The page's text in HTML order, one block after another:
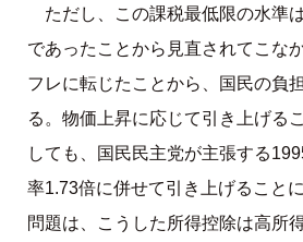
ただし、この課税最低限の水準
であったことから見直されてこな
フレに転じたことから、国民の負
る。物価上昇に応じて引き上げる
しても、国民民主党が主張する
率1.73倍に併せて引き上げること
問題は、こうした所得控除は高所